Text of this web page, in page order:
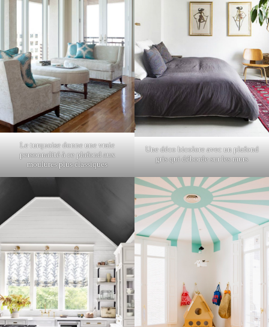
Le turquoise donne une vraie
personnalité à ce plafond aux
moulures plus classiques
Une déco bicolore avec un plafond
gris qui déborde sur les murs